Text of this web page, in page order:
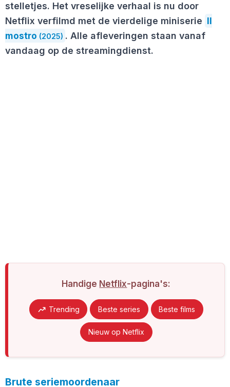
stelletjes. Het vreselijke verhaal is nu door
Netflix verfilmd met de vierdelige miniserie Il
mostro (2025) . Alle afleveringen staan vanaf
vandaag op de streamingdienst.
Handige Netflix-pagina's:
Trending Beste series Beste films
Nieuw op Netflix
Brute seriemoordenaar